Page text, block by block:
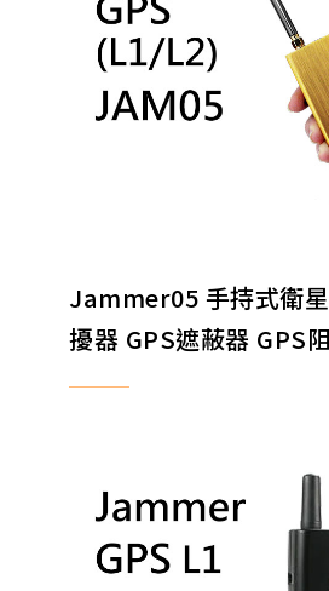
Jammer05 手持式衛
擾器 GPS遮蔽器 GPS
絕器 EXPORT ONLY